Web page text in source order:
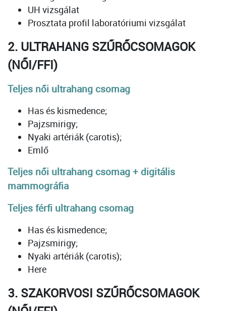
UH vizsgálat
Prosztata profil laboratóriumi vizsgálat
2. ULTRAHANG SZŰRŐCSOMAGOK
(NŐI/FFI)
Teljes női ultrahang csomag
Has és kismedence;
Pajzsmirigy;
Nyaki artériák (carotis);
Emlő
Teljes női ultrahang csomag + digitális
mammográfia
Teljes férfi ultrahang csomag
Has és kismedence;
Pajzsmirigy;
Nyaki artériák (carotis);
Here
3. SZAKORVOSI SZŰRŐCSOMAGOK